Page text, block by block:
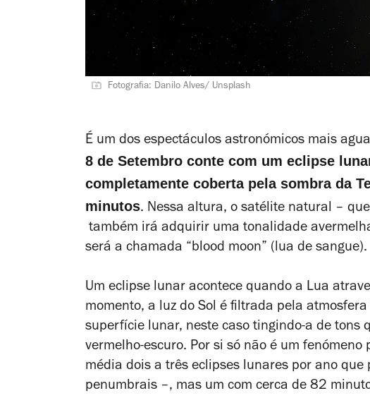
Fotografia: Danilo Alves/ Unsplash
É um dos espectáculos astronómicos mais
8 de Setembro conte com um eclipse
completamente coberta pela sombra da
minutos. Nessa altura, o satélite natural –
também irá adquirir uma tonalidade
será a chamada “blood moon” (lua de sangue).
Um eclipse lunar acontece quando a Lua
momento, a luz do Sol é filtrada pela
superfície lunar, neste caso tingindo-a de tons
vermelho-escuro. Por si só não é um fenómeno
média dois a três eclipses lunares por ano
penumbrais –, mas um com cerca de 82